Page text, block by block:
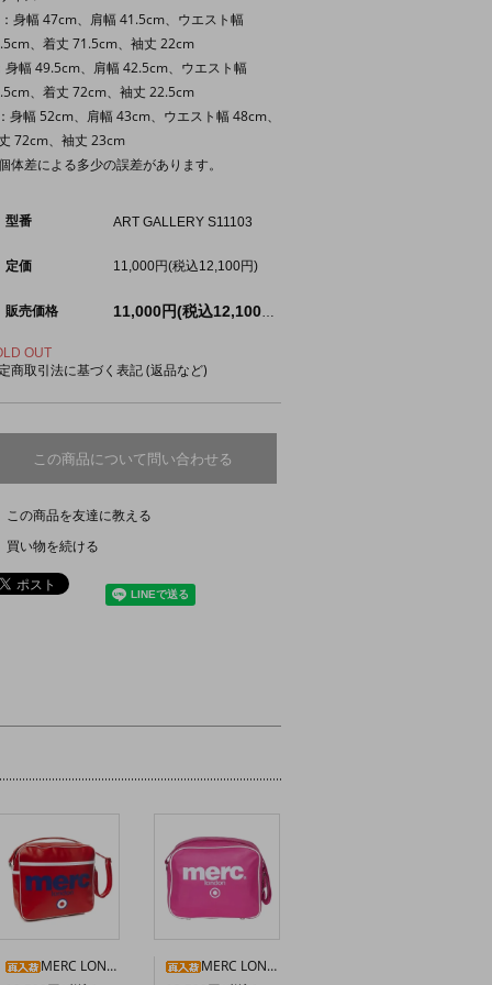
身幅 47cm、肩幅 41.5cm、ウエスト幅
、着丈 71.5cm、袖丈 22cm
身幅 49.5cm、肩幅 42.5cm、ウエスト幅
、着丈 72cm、袖丈 22.5cm
身幅 52cm、肩幅 43cm、ウエスト幅 48cm、
72cm、袖丈 23cm
体差による多少の誤差があります。
型番 ART GALLERY S11103
定価 11,000円(税込12,100円)
販売価格
OUT
商取引法に基づく表記 (返品など)
この商品について問い合わせる
この商品を友達に教える
買い物を続ける
MERC LONDON エアラインバッグ〈レッド〉 MERC LONDON “OLLIE” ショルダーバッグ〈ピンク〉